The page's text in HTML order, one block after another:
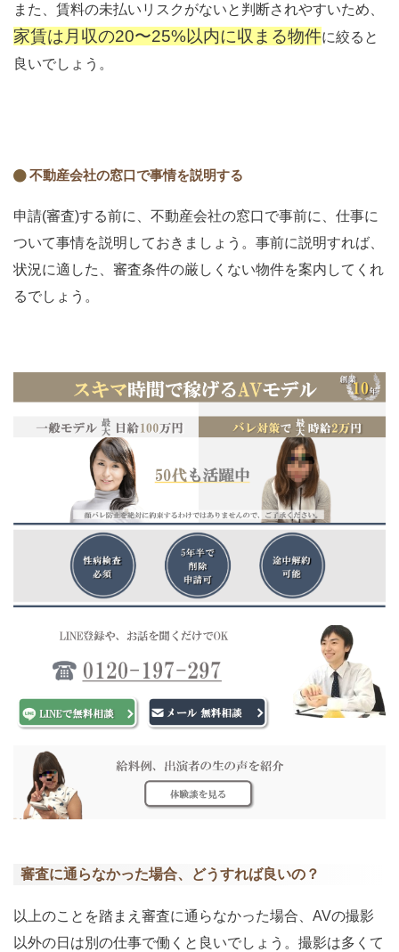
また、賃料の未払いリスクがないと判断されやすいため、
家賃は月収の20〜25%以内に収まる物件に絞ると
良いでしょう。
不動産会社の窓口で事情を説明する
申請(審査)する前に、不動産会社の窓口で事前に、仕事に
ついて事情を説明しておきましょう。事前に説明すれば、
状況に適した、審査条件の厳しくない物件を案内してくれ
るでしょう。
審査に通らなかった場合、どうすれば良いの？
以上のことを踏まえ審査に通らなかった場合、AVの撮影
以外の日は別の仕事で働くと良いでしょう。撮影は多くて